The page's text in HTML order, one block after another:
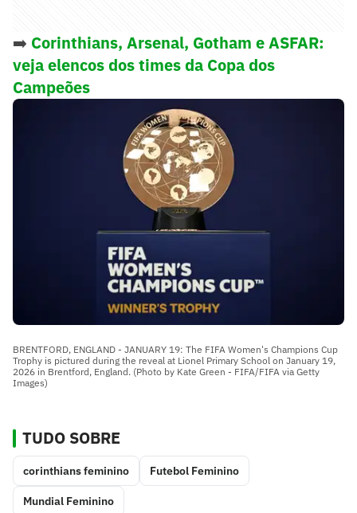
➡️ Corinthians, Arsenal, Gotham e ASFAR:
veja elencos dos times da Copa dos
Campeões
BRENTFORD, ENGLAND - JANUARY 19: The FIFA Women's Champions Cup
Trophy is pictured during the reveal at Lionel Primary School on January 19,
2026 in Brentford, England. (Photo by Kate Green - FIFA/FIFA via Getty
Images)
TUDO SOBRE
corinthians feminino Futebol Feminino
Mundial Feminino